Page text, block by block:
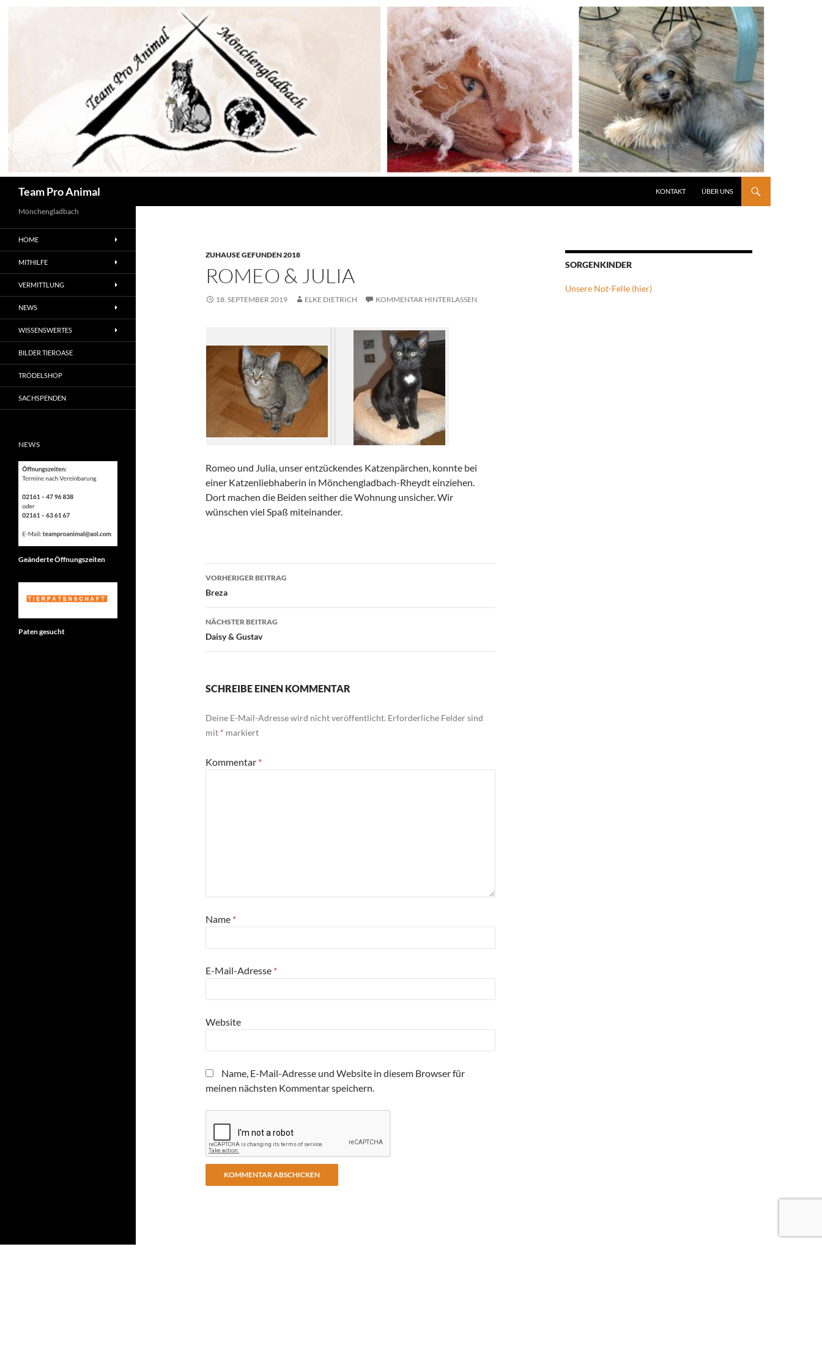
Team Pro Animal KONTAKT ÜBER UNS
ZUHAUSE GEFUNDEN 2018
ROMEO & JULIA
18. SEPTEMBER 2019 ELKE DIETRICH KOMMENTAR HINTERLASSEN
Romeo und Julia, unser entzückendes Katzenpärchen, konnte bei
einer Katzenliebhaberin in Mönchengladbach-Rheydt einziehen.
Dort machen die Beiden seither die Wohnung unsicher. Wir
wünschen viel Spaß miteinander.
Beitragsnavigation
VORHERIGER BEITRAG
Breza
NÄCHSTER BEITRAG
Daisy & Gustav
SCHREIBE EINEN KOMMENTAR
Deine E-Mail-Adresse wird nicht veröffentlicht. Erforderliche Felder sind
mit * markiert
Kommentar *
Name *
E-Mail-Adresse *
Website
Name, E-Mail-Adresse und Website in diesem Browser für
meinen nächsten Kommentar speichern.
SORGENKINDER
Unsere Not-Felle (hier)
Mönchengladbach
HOME
MITHILFE
VERMITTLUNG
NEWS
WISSENSWERTES
BILDER TIEROASE
TRÖDELSHOP
SACHSPENDEN
NEWS
Geänderte Öffnungszeiten
Paten gesucht